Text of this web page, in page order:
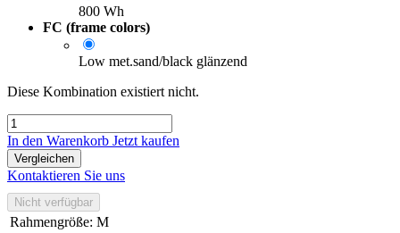
800 Wh
FC (frame colors)
Low met.sand/black glänzend
Diese Kombination existiert nicht.
In den Warenkorb Jetzt kaufen
Vergleichen
Kontaktieren Sie uns
Nicht verfügbar
Rahmengröße: M